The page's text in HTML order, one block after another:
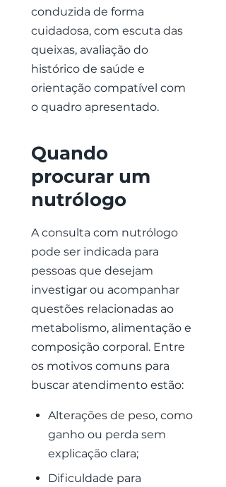
conduzida de forma
cuidadosa, com escuta das
queixas, avaliação do
histórico de saúde e
orientação compatível com
o quadro apresentado.
Quando
procurar um
nutrólogo
A consulta com nutrólogo
pode ser indicada para
pessoas que desejam
investigar ou acompanhar
questões relacionadas ao
metabolismo, alimentação e
composição corporal. Entre
os motivos comuns para
buscar atendimento estão:
Alterações de peso, como
ganho ou perda sem
explicação clara;
Dificuldade para